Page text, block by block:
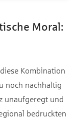
Moral:
Kombination
noch nachhaltig
unaufgeregt und
bedruckten